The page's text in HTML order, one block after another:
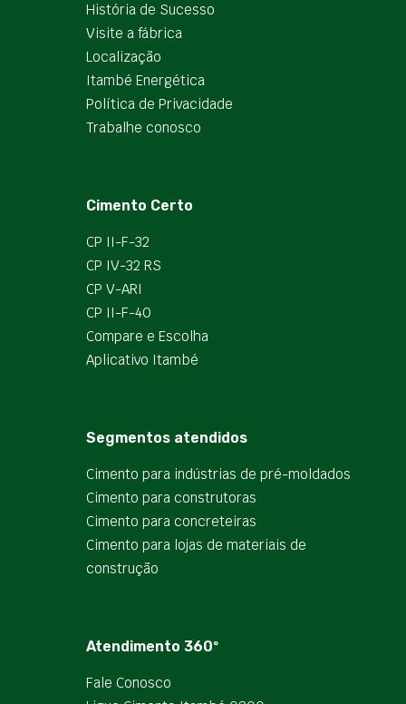
História de Sucesso
Visite a fábrica
Localização
Itambé Energética
Política de Privacidade
Trabalhe conosco
Cimento Certo
CP II-F-32
CP IV-32 RS
CP V-ARI
CP II-F-40
Compare e Escolha
Aplicativo Itambé
Segmentos atendidos
Cimento para indústrias de pré-moldados
Cimento para construtoras
Cimento para concreteiras
Cimento para lojas de materiais de
construção
Atendimento 360º
Fale Conosco